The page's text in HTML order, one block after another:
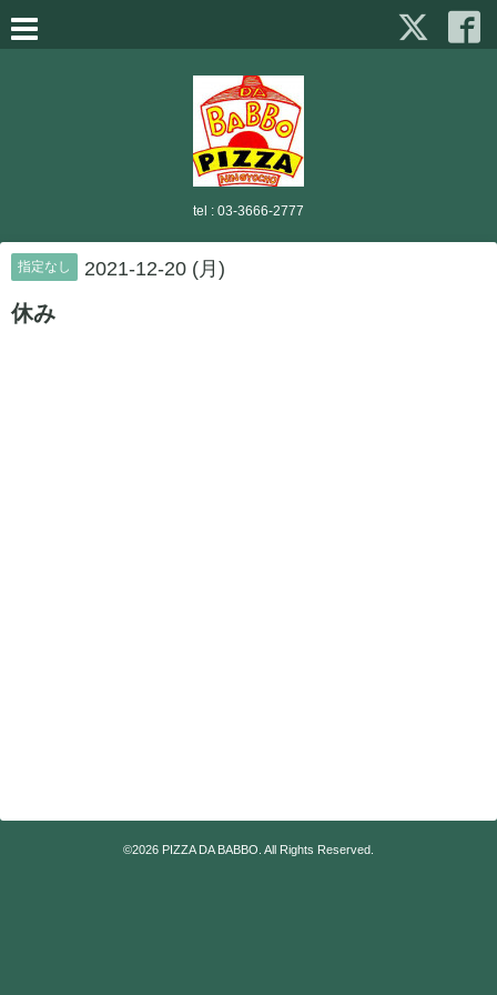
tel : 03-3666-2777
指定なし 2021-12-20 (月)
休み
©2026 PIZZA DA BABBO . All Rights Reserved.